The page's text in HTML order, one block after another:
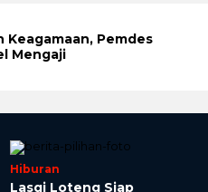
Pemdes
Mengaji
Hiburan
Lasqi Loteng Siap